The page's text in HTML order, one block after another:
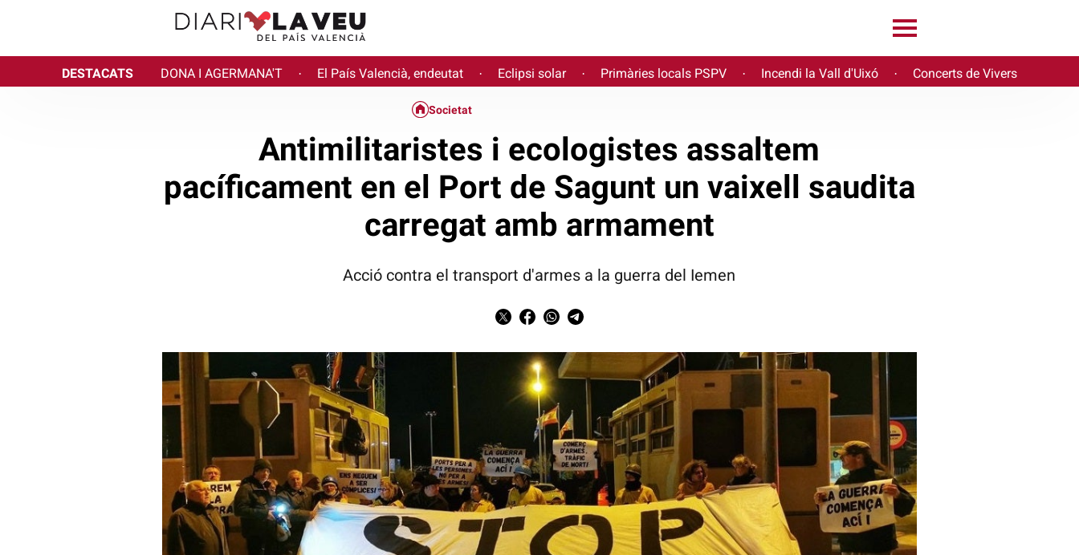
DESTACATS DONA I AGERMANA'T · El País Valencià, endeutat · Eclipsi solar · Primàries locals PSPV · Incendi la Vall d'Uixó · Concerts de Vivers
Societat
Antimilitaristes i ecologistes assaltem
pacíficament en el Port de Sagunt un vaixell saudita
carregat amb armament
Acció contra el transport d'armes a la guerra del Iemen